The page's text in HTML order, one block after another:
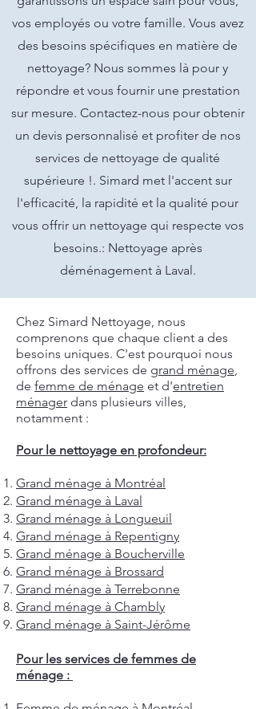
vos employés ou votre famille. Vous avez
des besoins spécifiques en matière de
nettoyage? Nous sommes là pour y
répondre et vous fournir une prestation
sur mesure. Contactez-nous pour obtenir
un devis personnalisé et profiter de nos
services de nettoyage de qualité
supérieure !. Simard met l'accent sur
l'efficacité, la rapidité et la qualité pour
vous offrir un nettoyage qui respecte vos
besoins.: Nettoyage après
déménagement à Laval.
Chez Simard Nettoyage, nous
comprenons que chaque client a des
besoins uniques. C'est pourquoi nous
offrons des services de grand ménage,
de femme de ménage et d'entretien
ménager dans plusieurs villes,
notamment :
Pour le nettoyage en profondeur:
Grand ménage à Montréal
Grand ménage à Laval
Grand ménage à Longueuil
Grand ménage à Repentigny
Grand ménage à Boucherville
Grand ménage à Brossard
Grand ménage à Terrebonne
Grand ménage à Chambly
Grand ménage à Saint-Jérôme
Pour les services de femmes de
ménage :